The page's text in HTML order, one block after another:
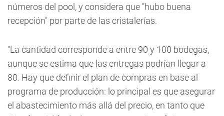
números del pool, y considera que "hubo buena
recepción" por parte de las cristalerías.
"La cantidad corresponde a entre 90 y 100 bodegas,
aunque se estima que las entregas podrían llegar a
80. Hay que definir el plan de compras en base al
programa de producción: lo principal es que asegurar
el abastecimiento más allá del precio, en tanto que